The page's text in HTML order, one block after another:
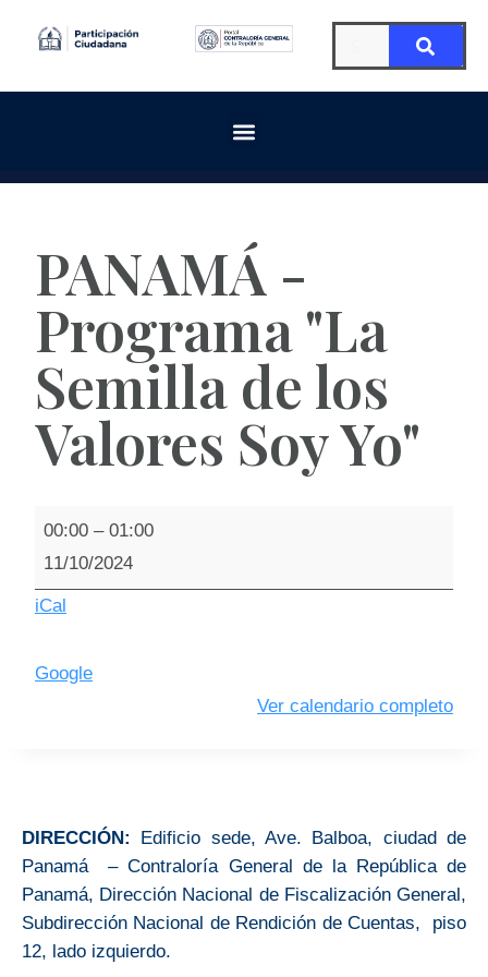
PANAMÁ -
Programa "La
Semilla de los
Valores Soy Yo"
00:00 – 01:00
11/10/2024
iCal
Google
Ver calendario completo
DIRECCIÓN:
Edificio sede, Ave. Balboa, ciudad de
Panamá – Contraloría General de la República de
Panamá, Dirección Nacional de Fiscalización General,
Subdirección Nacional de Rendición de Cuentas, piso
12, lado izquierdo.